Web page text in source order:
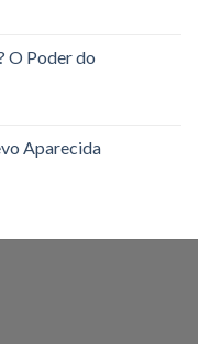
O Poder do
Aparecida